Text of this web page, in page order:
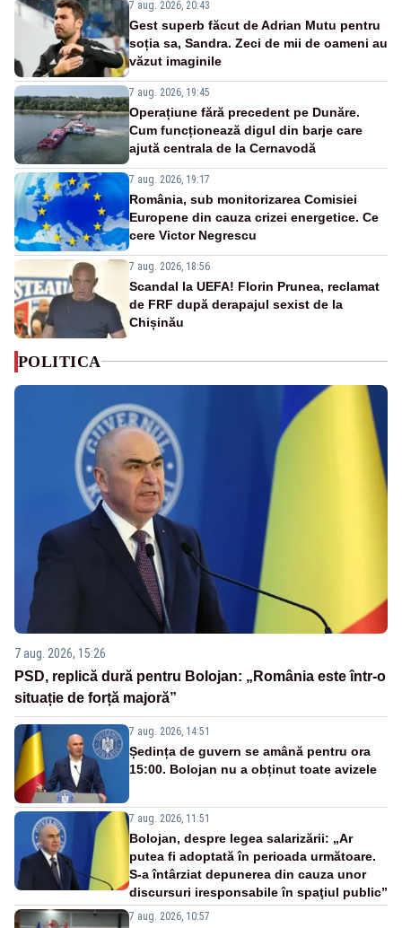
7 aug. 2026, 20:43
Gest superb făcut de Adrian Mutu pentru
soția sa, Sandra. Zeci de mii de oameni au
văzut imaginile
7 aug. 2026, 19:45
Operațiune fără precedent pe Dunăre.
Cum funcționează digul din barje care
ajută centrala de la Cernavodă
7 aug. 2026, 19:17
România, sub monitorizarea Comisiei
Europene din cauza crizei energetice. Ce
cere Victor Negrescu
7 aug. 2026, 18:56
Scandal la UEFA! Florin Prunea, reclamat
de FRF după derapajul sexist de la
Chișinău
POLITICA
7 aug. 2026, 15:26
PSD, replică dură pentru Bolojan: „România este într-o
situație de forță majoră”
7 aug. 2026, 14:51
Ședința de guvern se amână pentru ora
15:00. Bolojan nu a obținut toate avizele
7 aug. 2026, 11:51
Bolojan, despre legea salarizării: „Ar
putea fi adoptată în perioada următoare.
S-a întârziat depunerea din cauza unor
discursuri iresponsabile în spaţiul public”
7 aug. 2026, 10:57